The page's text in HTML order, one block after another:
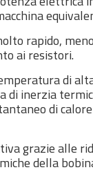
rapido,
ai resistori.
di
di inerzia
di
grazie alle
della